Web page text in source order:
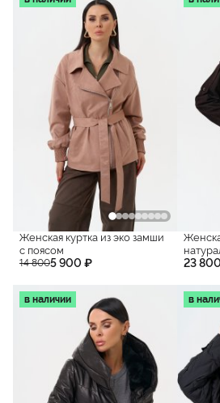
Женская куртка из эко замши
с поясом
14 8005 900 ₽ 23
в наличии в